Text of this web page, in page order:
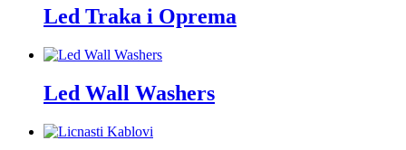
Led Traka i Oprema
Led Wall Washers